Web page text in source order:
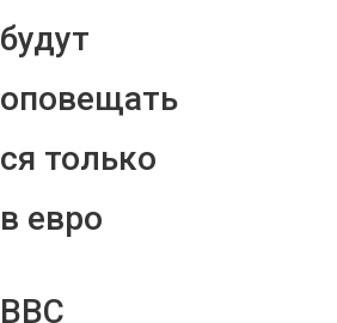
будут
оповещать
ся только
в евро
ВВС